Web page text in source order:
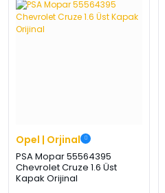
Opel | Orjinal
PSA Mopar 55564395
Chevrolet Cruze 1.6 Üst
Kapak Orijinal